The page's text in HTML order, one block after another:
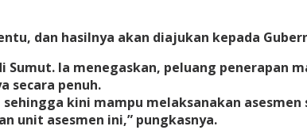
dan hasilnya akan diajukan kepada
Ia menegaskan, peluang penerapan
secara penuh.
kini mampu melaksanakan
unit asesmen ini,” pungkasnya.